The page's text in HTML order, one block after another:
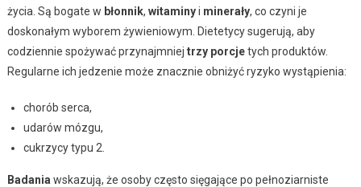
życia. Są bogate w błonnik, witaminyi minerały, co czyni je
doskonałym wyborem żywieniowym. Dietetycy sugerują, aby
codziennie spożywać przynajmniej trzy porcjetych produktów.
Regularne ich jedzenie może znacznie obniżyć ryzyko wystąpienia:
chorób serca,
udarów mózgu,
cukrzycy typu 2.
Badania wskazują, że osoby często sięgające po pełnoziarniste